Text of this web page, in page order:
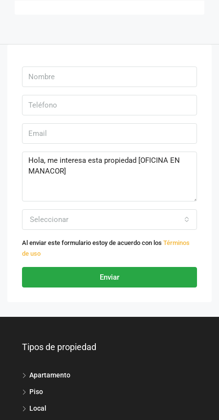
Seleccionar
Al enviar este formulario estoy de acuerdo con los Términos
de uso
Enviar
Tipos de propiedad
Apartamento
Piso
Local